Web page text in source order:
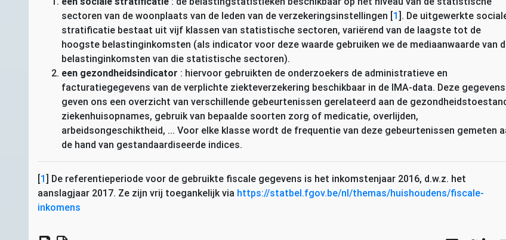
sectoren van de woonplaats van de leden van de verzekeringsinstellingen [1] . De uitgewerkte
stratificatie bestaat uit vijf klassen van statistische sectoren, variërend van de laagste tot de
hoogste belastinginkomsten (als indicator voor deze waarde gebruiken we de mediaanwaarde van
belastinginkomsten van die statistische sectoren).
een gezondheidsindicator : hiervoor gebruikten de onderzoekers de administratieve en
facturatiegegevens van de verplichte ziekteverzekering beschikbaar in de IMA-data. Deze gegevens
geven ons een overzicht van verschillende gebeurtenissen gerelateerd aan de
ziekenhuisopnames, gebruik van bepaalde soorten zorg of medicatie, overlijden,
arbeidsongeschiktheid, ... Voor elke klasse wordt de frequentie van deze gebeurtenissen gemeten
de hand van gestandaardiseerde indices.
[1] De referentieperiode voor de gebruikte fiscale gegevens is het inkomstenjaar 2016, d.w.z. het
aanslagjaar 2017. Ze zijn vrij toegankelijk via https://statbel.fgov.be/nl/themas/huishoudens/fiscale-
inkomens